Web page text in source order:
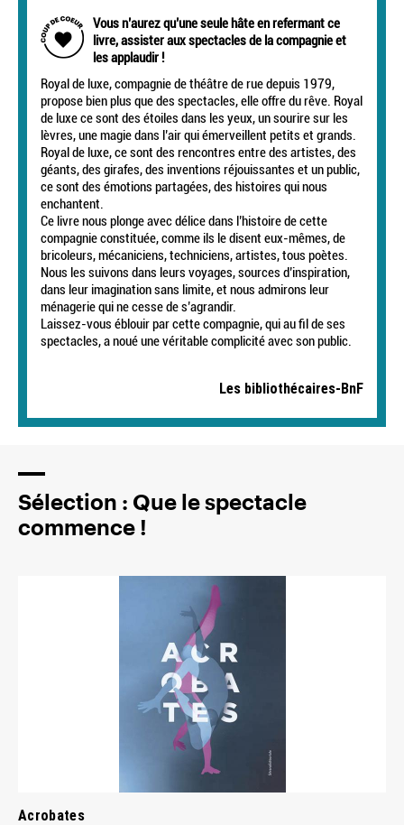
Vous n’aurez qu’une seule hâte en refermant ce
livre, assister aux spectacles de la compagnie et
les applaudir !
Royal de luxe, compagnie de théâtre de rue depuis 1979,
propose bien plus que des spectacles, elle offre du rêve. Royal
de luxe ce sont des étoiles dans les yeux, un sourire sur les
lèvres, une magie dans l’air qui émerveillent petits et grands.
Royal de luxe, ce sont des rencontres entre des artistes, des
géants, des girafes, des inventions réjouissantes et un public,
ce sont des émotions partagées, des histoires qui nous
enchantent.
Ce livre nous plonge avec délice dans l’histoire de cette
compagnie constituée, comme ils le disent eux-mêmes, de
bricoleurs, mécaniciens, techniciens, artistes, tous poètes.
Nous les suivons dans leurs voyages, sources d’inspiration,
dans leur imagination sans limite, et nous admirons leur
ménagerie qui ne cesse de s’agrandir.
Laissez-vous éblouir par cette compagnie, qui au fil de ses
spectacles, a noué une véritable complicité avec son public.
Les bibliothécaires-BnF
Sélection : Que le spectacle
commence !
Acrobates